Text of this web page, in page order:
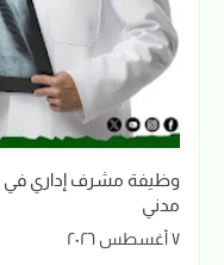
وظيفة مشرف إداري في
مدني
٧ أغسطس ٢٠٢٦